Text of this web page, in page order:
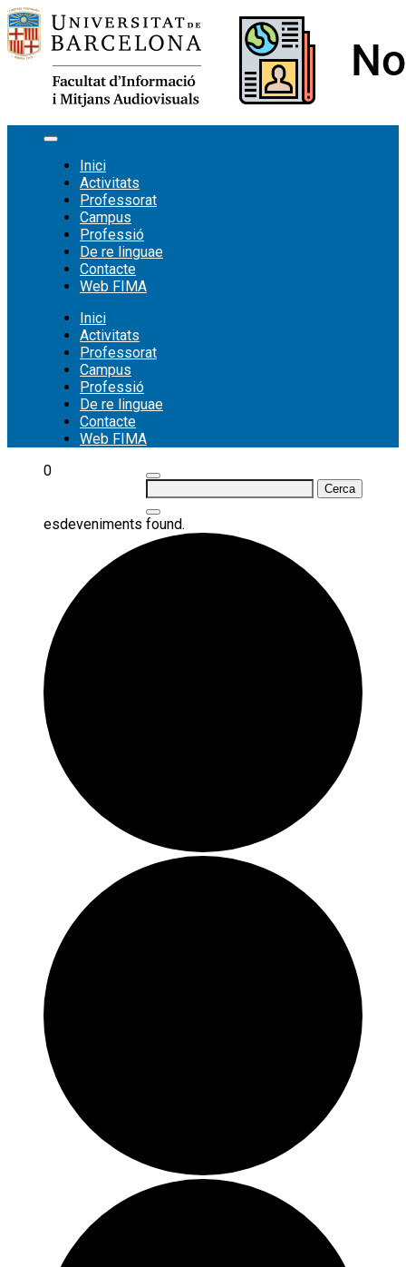
Vés
al
contingut
Inici
Activitats
Professorat
Campus
Professió
De re linguae
Contacte
Web FIMA
Inici
Activitats
Professorat
Campus
Professió
De re linguae
Contacte
Web FIMA
Cerca:
0
esdeveniments found.